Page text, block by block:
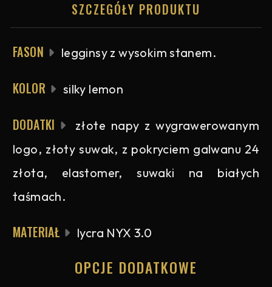
SZCZEGÓŁY PRODUKTU
FASON legginsy z wysokim stanem.
KOLOR silky lemon
DODATKI
złote napy z wygrawerowanym
logo, złoty suwak, z pokryciem galwanu 24
złota, elastomer, suwaki na białych
taśmach.
MATERIAŁ lycra NYX 3.0
OPCJE DODATKOWE